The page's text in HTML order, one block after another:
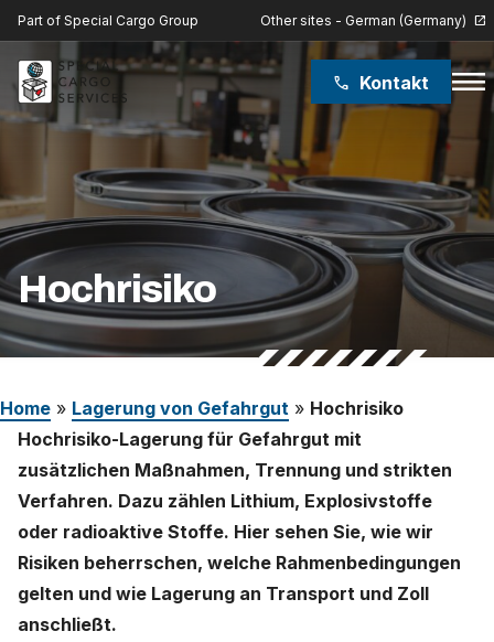
Part of Special Cargo Group Other sites - German (Germany) open_in_new
phone Kontakt menu
Hochrisiko
Home » Lagerung von Gefahrgut » Hochrisiko
Hochrisiko-Lagerung für Gefahrgut mit
zusätzlichen Maßnahmen, Trennung und strikten
Verfahren. Dazu zählen Lithium, Explosivstoffe
oder radioaktive Stoffe. Hier sehen Sie, wie wir
Risiken beherrschen, welche Rahmenbedingungen
gelten und wie Lagerung an Transport und Zoll
anschließt.
Special Cargo College
Isologic
Leistungen
Über uns
Karriere
Deutschland (Deutsch)
Nederland (Nederlands)